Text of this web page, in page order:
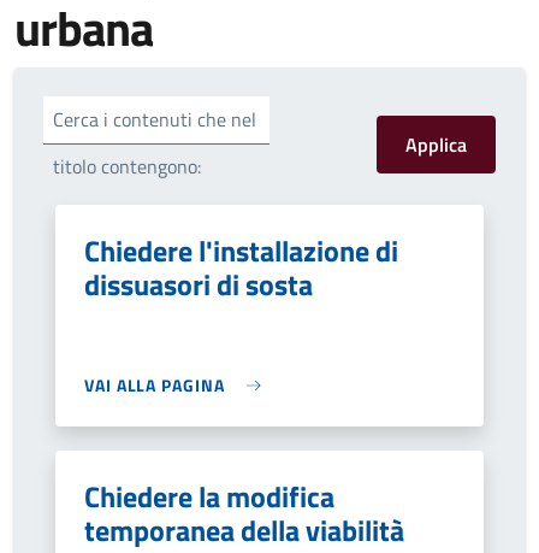
urbana
Cerca i contenuti che nel
titolo contengono:
Chiedere l'installazione di
dissuasori di sosta
VAI ALLA PAGINA
Chiedere la modifica
temporanea della viabilità